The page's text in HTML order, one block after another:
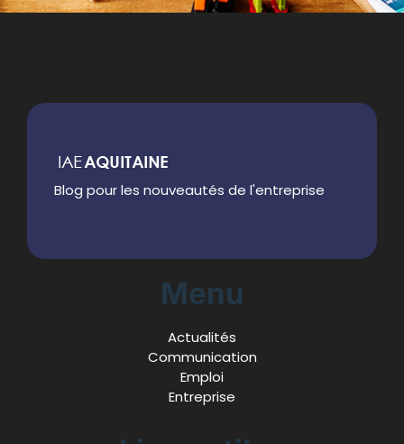
Blog pour les nouveautés de l'entreprise
Menu
Actualités
Communication
Emploi
Entreprise